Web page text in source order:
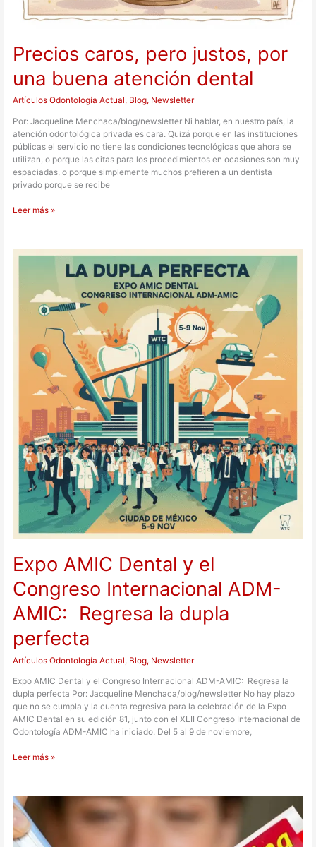
Precios caros, pero justos, por
una buena atención dental
Artículos Odontología Actual, Blog, Newsletter
Por: Jacqueline Menchaca/blog/newsletter Ni hablar, en nuestro país, la
atención odontológica privada es cara. Quizá porque en las instituciones
públicas el servicio no tiene las condiciones tecnológicas que ahora se
utilizan, o porque las citas para los procedimientos en ocasiones son muy
espaciadas, o porque simplemente muchos prefieren a un dentista
privado porque se recibe
Leer más »
Expo AMIC Dental y el
Congreso Internacional ADM-
AMIC: Regresa la dupla
perfecta
Artículos Odontología Actual, Blog, Newsletter
Expo AMIC Dental y el Congreso Internacional ADM-AMIC: Regresa la
dupla perfecta Por: Jacqueline Menchaca/blog/newsletter No hay plazo
que no se cumpla y la cuenta regresiva para la celebración de la Expo
AMIC Dental en su edición 81, junto con el XLII Congreso Internacional de
Odontología ADM-AMIC ha iniciado. Del 5 al 9 de noviembre,
Expo
Congreso
Internacional
ADM-
AMIC:
Regresa
dupla
perfecta
Leer más »
Pasta
dental
a
base